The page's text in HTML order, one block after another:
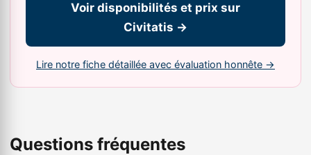
Voir disponibilités et prix sur
Civitatis →
Lire notre fiche détaillée avec évaluation honnête →
Questions fréquentes